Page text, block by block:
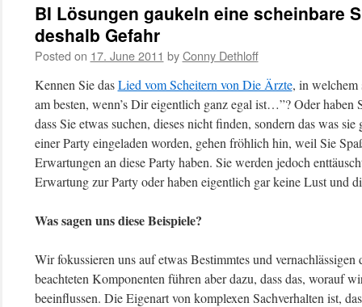
BI Lösungen gaukeln eine scheinbare
deshalb Gefahr
Posted on 17. June 2011 by Conny Dethloff
Kennen Sie dasLied vom Scheitern von Die Ärzte, in welchem
am besten, wenn’s Dir eigentlich ganz egal ist…”? Oder haben
dass Sie etwas suchen, dieses nicht finden, sondern das was
einer Party eingeladen worden, gehen fröhlich hin, weil Sie
Erwartungen an diese Party haben. Sie werden jedoch
Erwartung zur Party oder haben eigentlich gar keine Lust und
Was sagen uns diese Beispiele?
Wir fokussieren uns auf etwas Bestimmtes und vernachlässigen
beachteten Komponenten führen aber dazu, dass das, worauf
beeinflussen. Die Eigenart von komplexen Sachverhalten ist,